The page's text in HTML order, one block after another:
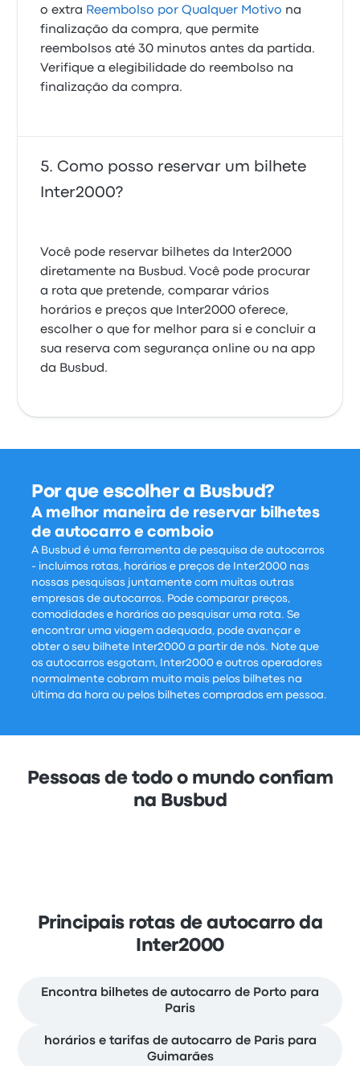
o extra Reembolso por Qualquer Motivo na
finalização da compra, que permite
reembolsos até 30 minutos antes da partida.
Verifique a elegibilidade do reembolso na
finalização da compra.
Como posso reservar um bilhete
Inter2000?
Você pode reservar bilhetes da Inter2000
diretamente na Busbud. Você pode procurar
a rota que pretende, comparar vários
horários e preços que Inter2000 oferece,
escolher o que for melhor para si e concluir a
sua reserva com segurança online ou na app
da Busbud.
Por que escolher a Busbud?
A melhor maneira de reservar bilhetes
de autocarro e comboio
A Busbud é uma ferramenta de pesquisa de autocarros
- incluímos rotas, horários e preços de Inter2000 nas
nossas pesquisas juntamente com muitas outras
empresas de autocarros. Pode comparar preços,
comodidades e horários ao pesquisar uma rota. Se
encontrar uma viagem adequada, pode avançar e
obter o seu bilhete Inter2000 a partir de nós. Note que
os autocarros esgotam, Inter2000 e outros operadores
normalmente cobram muito mais pelos bilhetes na
última da hora ou pelos bilhetes comprados em pessoa.
Pessoas de todo o mundo confiam
na Busbud
Principais rotas de autocarro da
Inter2000
Encontra bilhetes de autocarro de Porto para
Paris
horários e tarifas de autocarro de Paris para
Guimarães